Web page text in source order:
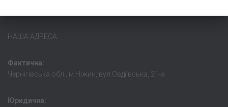
НАША АДРЕСА:
Фактична:
Чернігівська обл., м.Ніжин, вул.Овдіївська, 21-а
Юридична: